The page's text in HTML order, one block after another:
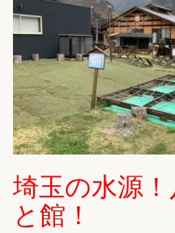
埼玉の水源
と館！